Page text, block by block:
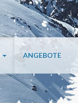
ANGEBOTE